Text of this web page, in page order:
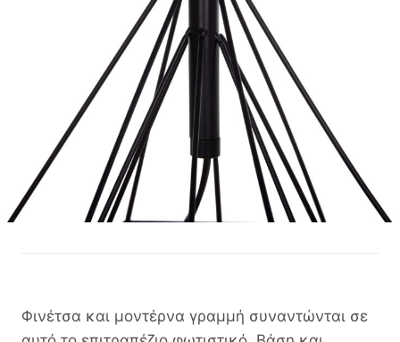
Φινέτσα και μοντέρνα γραμμή συναντώνται σε